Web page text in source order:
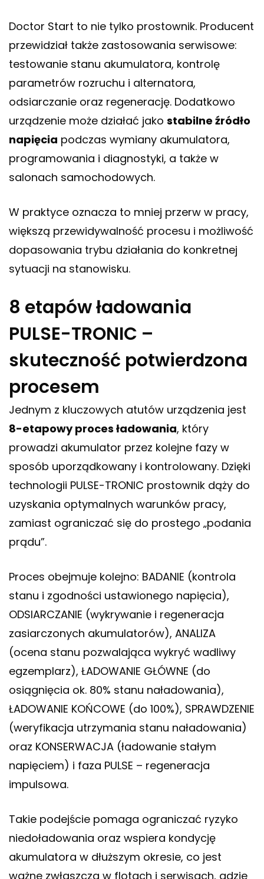
Doctor Start to nie tylko prostownik. Producent
przewidział także zastosowania serwisowe:
testowanie stanu akumulatora, kontrolę
parametrów rozruchu i alternatora,
odsiarczanie oraz regenerację. Dodatkowo
urządzenie może działać jako stabilne źródło
napięcia podczas wymiany akumulatora,
programowania i diagnostyki, a także w
salonach samochodowych.
W praktyce oznacza to mniej przerw w pracy,
większą przewidywalność procesu i możliwość
dopasowania trybu działania do konkretnej
sytuacji na stanowisku.
8 etapów ładowania
PULSE-TRONIC –
skuteczność potwierdzona
procesem
Jednym z kluczowych atutów urządzenia jest
8-etapowy proces ładowania, który
prowadzi akumulator przez kolejne fazy w
sposób uporządkowany i kontrolowany. Dzięki
technologii PULSE-TRONIC prostownik dąży do
uzyskania optymalnych warunków pracy,
zamiast ograniczać się do prostego „podania
prądu”.
Proces obejmuje kolejno: BADANIE (kontrola
stanu i zgodności ustawionego napięcia),
ODSIARCZANIE (wykrywanie i regeneracja
zasiarczonych akumulatorów), ANALIZA
(ocena stanu pozwalająca wykryć wadliwy
egzemplarz), ŁADOWANIE GŁÓWNE (do
osiągnięcia ok. 80% stanu naładowania),
ŁADOWANIE KOŃCOWE (do 100%), SPRAWDZENIE
(weryfikacja utrzymania stanu naładowania)
oraz KONSERWACJA (ładowanie stałym
napięciem) i faza PULSE – regeneracja
impulsowa.
Takie podejście pomaga ograniczać ryzyko
niedoładowania oraz wspiera kondycję
akumulatora w dłuższym okresie, co jest
ważne zwłaszcza w flotach i serwisach, gdzie